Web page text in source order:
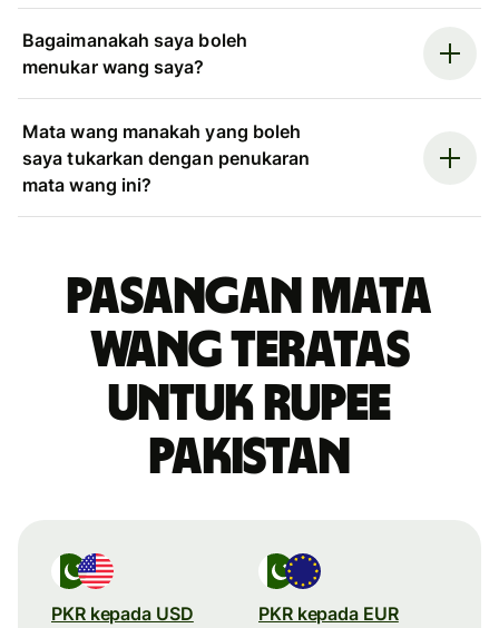
Bagaimanakah saya boleh
menukar wang saya?
Mata wang manakah yang boleh
saya tukarkan dengan penukaran
mata wang ini?
Pasangan mata
wang teratas
untuk rupee
Pakistan
PKR kepada USD PKR kepada EUR